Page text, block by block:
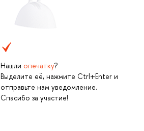
Нашли опечатку?
Выделите её, нажмите Ctrl+Enter и
отправьте нам уведомление.
Спасибо за участие!